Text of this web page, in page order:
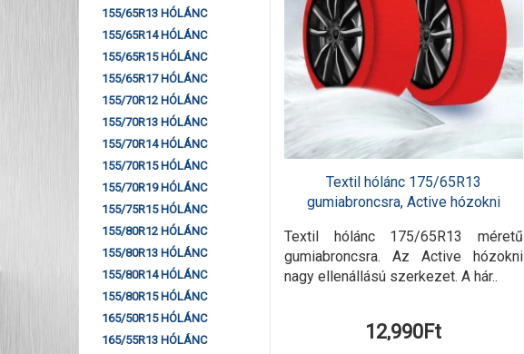
155/65R13 HÓLÁNC
155/65R14 HÓLÁNC
155/65R15 HÓLÁNC
155/65R17 HÓLÁNC
155/70R12 HÓLÁNC
155/70R13 HÓLÁNC
155/70R14 HÓLÁNC
155/70R15 HÓLÁNC
155/70R19 HÓLÁNC
155/75R15 HÓLÁNC
155/80R12 HÓLÁNC
155/80R13 HÓLÁNC
155/80R14 HÓLÁNC
155/80R15 HÓLÁNC
165/50R15 HÓLÁNC
165/55R13 HÓLÁNC
Textil hólánc 175/65R13
gumiabroncsra, Active hózokni
Textil hólánc 175/65R13 méretű
gumiabroncsra. Az Active hózokni
nagy ellenállású szerkezet. A hár..
12,990Ft